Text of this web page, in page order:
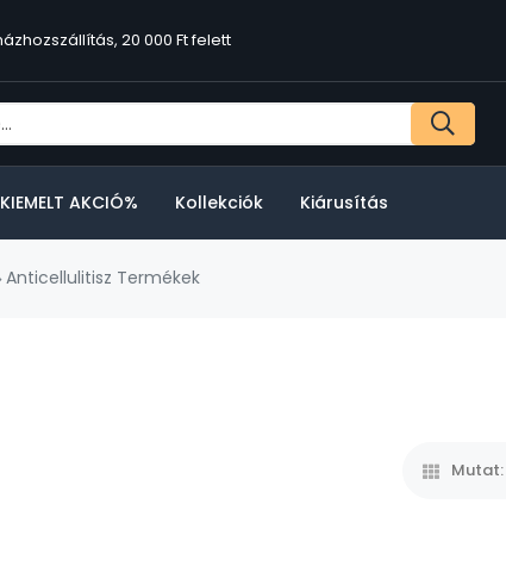
20 000 Ft felett
KIEMELT AKCIÓ% Kollekciók Kiárusítás
Anticellulitisz Termékek
Mutat: